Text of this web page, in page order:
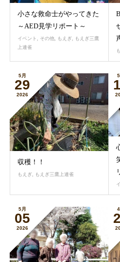
小さな救命士がやってきた
～AED見学リポート～
イベント その他 もえぎ
もえぎ三鷹
上連雀
5月
29
2026
収穫！！
もえぎ もえぎ三鷹上連雀
5
5月
05
2026
4